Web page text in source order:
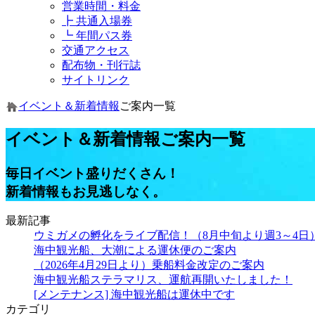
営業時間・料金
┣ 共通入場券
┗ 年間パス券
交通アクセス
配布物・刊行誌
サイトリンク
イベント＆新着情報 ご案内一覧
イベント＆新着情報ご案内一覧
毎日イベント盛りだくさん！
新着情報もお見逃しなく。
最新記事
ウミガメの孵化をライブ配信！（8月中旬より週3～4日
海中観光船、大潮による運休便のご案内
（2026年4月29日より）乗船料金改定のご案内
海中観光船ステラマリス、運航再開いたしました！
[メンテナンス] 海中観光船は運休中です
カテゴリ